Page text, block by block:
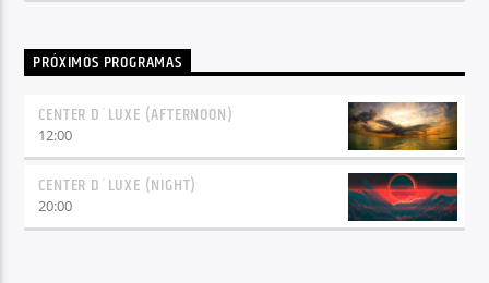
PRÓXIMOS PROGRAMAS
CENTER D´LUXE (AFTERNOON)
12:00
CENTER D´LUXE (NIGHT)
20:00